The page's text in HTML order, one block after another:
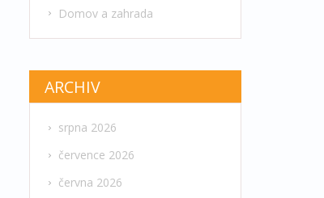
Domov a zahrada
ARCHIV
srpna 2026
července 2026
června 2026